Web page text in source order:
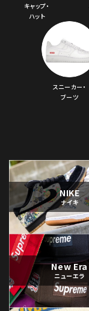
キャップ・
ハット
スニーカー・
ブーツ
NIKE
ナイキ
New Era
ニューエラ